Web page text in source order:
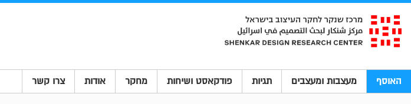
האוסף מעצבות ומעצבים תגיות פודקאסט ושיחות מחקר אודות צרו קשר